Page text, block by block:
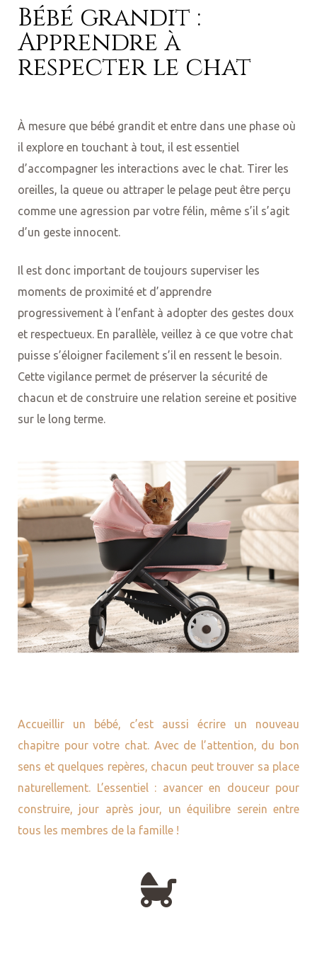
Bébé grandit :
Apprendre à
respecter le chat
À mesure que bébé grandit et entre dans une phase où
il explore en touchant à tout, il est essentiel
d’accompagner les interactions avec le chat. Tirer les
oreilles, la queue ou attraper le pelage peut être perçu
comme une agression par votre félin, même s’il s’agit
d’un geste innocent.
Il est donc important de toujours superviser les
moments de proximité et d’apprendre
progressivement à l’enfant à adopter des gestes doux
et respectueux. En parallèle, veillez à ce que votre chat
puisse s’éloigner facilement s’il en ressent le besoin.
Cette vigilance permet de préserver la sécurité de
chacun et de construire une relation sereine et positive
sur le long terme.
Accueillir un bébé, c’est aussi écrire un nouveau
chapitre pour votre chat. Avec de l’attention, du bon
sens et quelques repères, chacun peut trouver sa place
naturellement. L’essentiel : avancer en douceur pour
construire, jour après jour, un équilibre serein entre
tous les membres de la famille !